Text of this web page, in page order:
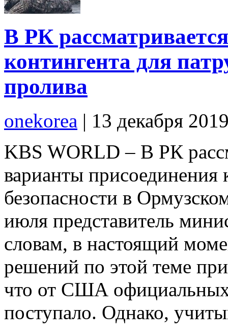
В РК
контингента для
пролива
onekorea | 13 декабря
KBS WORLD – В РК
варианты
безопасности в
июля представитель
словам, в настоящий
решений по этой теме
что от США
поступало. Однако,